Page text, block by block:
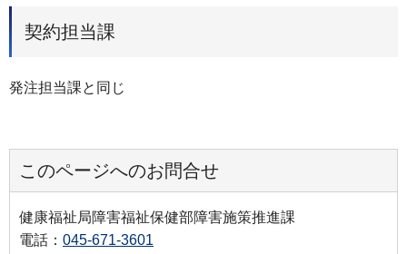
契約担当課
発注担当課と同じ
このページへのお問合せ
健康福祉局障害福祉保健部障害施策推進課
電話： 045-671-3601